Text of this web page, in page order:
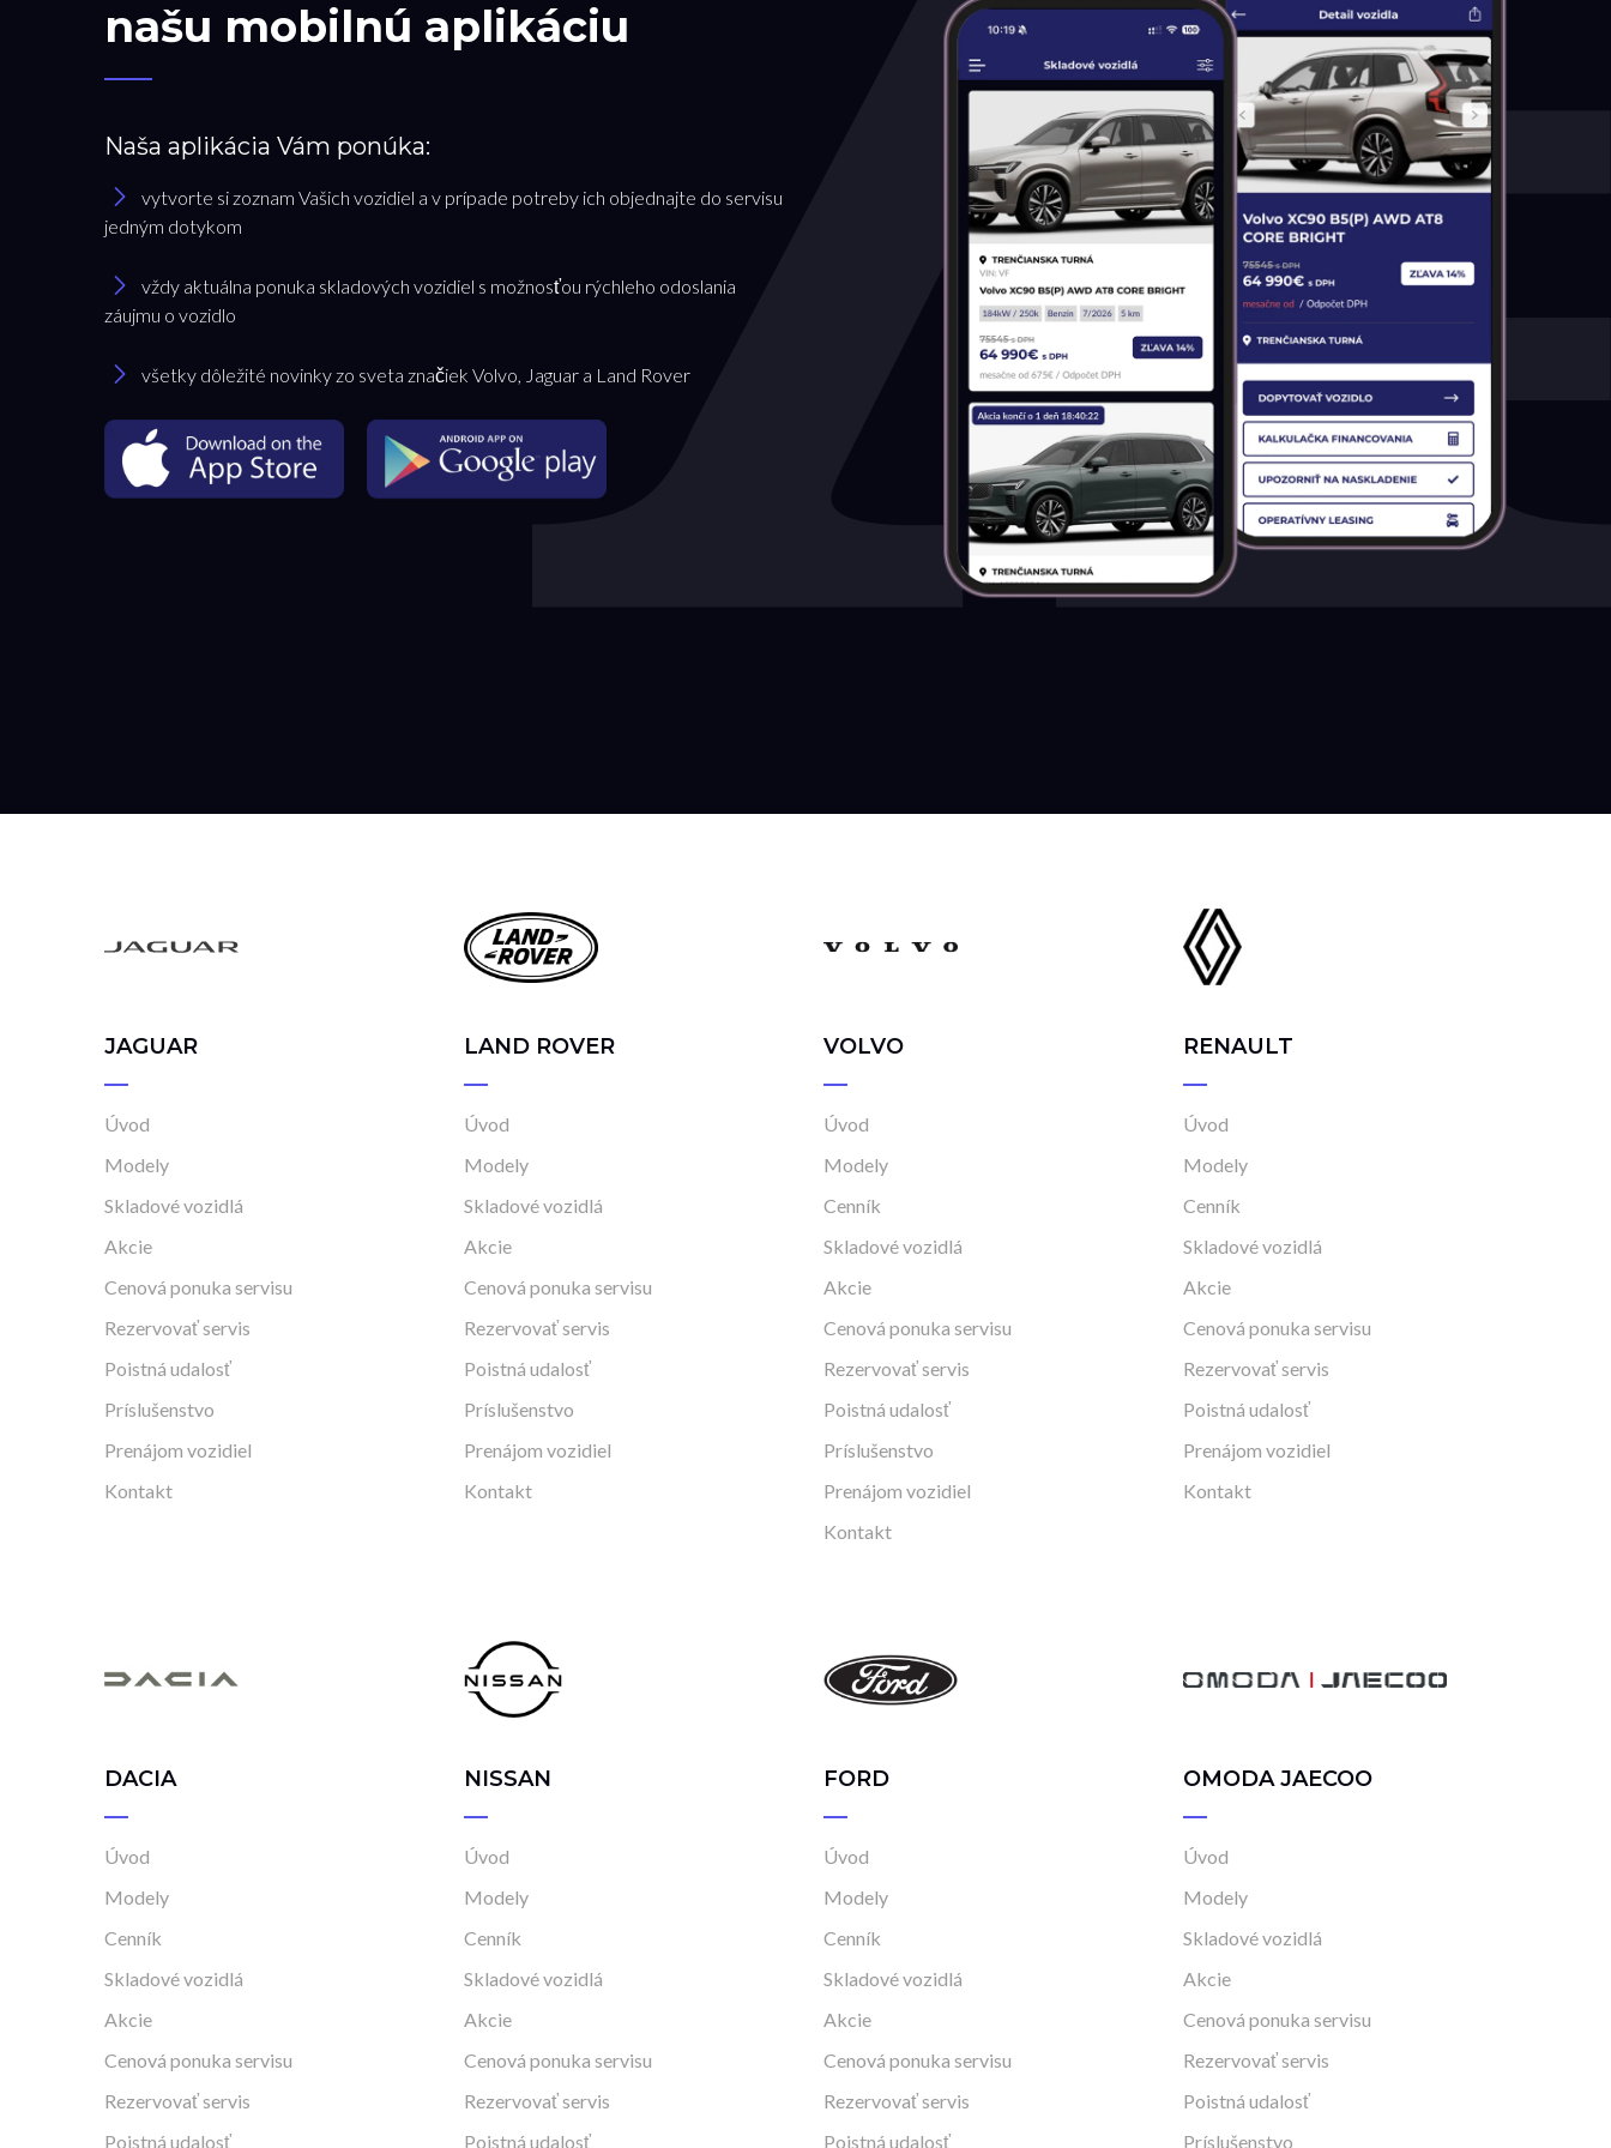
našu mobilnú aplikáciu
Naša aplikácia Vám ponúka:
vytvorte si zoznam Vašich vozidiel a v prípade potreby ich objednajte do servisu
jedným dotykom
vždy aktuálna ponuka skladových vozidiel s možnosťou rýchleho odoslania
záujmu o vozidlo
všetky dôležité novinky zo sveta značiek Volvo, Jaguar a Land Rover
JAGUAR
Úvod
Modely
Skladové vozidlá
Akcie
Cenová ponuka servisu
Rezervovať servis
Poistná udalosť
Príslušenstvo
Prenájom vozidiel
Kontakt
LAND ROVER
Úvod
Modely
Skladové vozidlá
Akcie
Cenová ponuka servisu
Rezervovať servis
Poistná udalosť
Príslušenstvo
Prenájom vozidiel
Kontakt
VOLVO
Úvod
Modely
Cenník
Skladové vozidlá
Akcie
Cenová ponuka servisu
Rezervovať servis
Poistná udalosť
Príslušenstvo
Prenájom vozidiel
Kontakt
RENAULT
Úvod
Modely
Cenník
Skladové vozidlá
Akcie
Cenová ponuka servisu
Rezervovať servis
Poistná udalosť
Prenájom vozidiel
Kontakt
DACIA
Úvod
Modely
Cenník
Skladové vozidlá
Akcie
Cenová ponuka servisu
Rezervovať servis
Poistná udalosť
NISSAN
Úvod
Modely
Cenník
Skladové vozidlá
Akcie
Cenová ponuka servisu
Rezervovať servis
Poistná udalosť
FORD
Úvod
Modely
Cenník
Skladové vozidlá
Akcie
Cenová ponuka servisu
Rezervovať servis
Poistná udalosť
OMODA JAECOO
Úvod
Modely
Skladové vozidlá
Akcie
Cenová ponuka servisu
Rezervovať servis
Poistná udalosť
Príslušenstvo